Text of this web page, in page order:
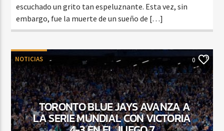
escuchado un grito tan espeluznante. Esta vez, sin
embargo, fue la muerte de un sueño de […]
NOTICIAS 0
TORONTO BLUE JAYS AVANZA A
LA SERIE MUNDIAL CON VICTORIA